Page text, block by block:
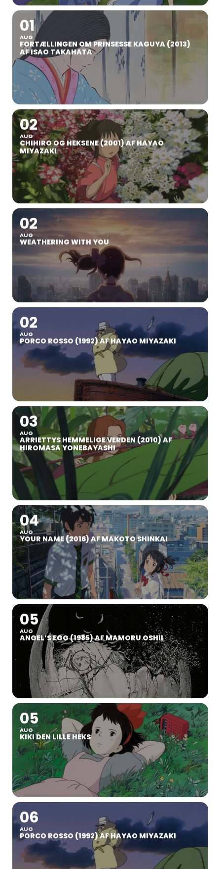
01
AUG
FORTÆLLINGEN OM PRINSESSE KAGUYA (2013)
AF ISAO TAKAHATA
02
AUG
CHIHIRO OG HEKSENE (2001) AF HAYAO
MIYAZAKI
02
AUG
WEATHERING WITH YOU
02
AUG
PORCO ROSSO (1992) AF HAYAO MIYAZAKI
03
AUG
ARRIETTYS HEMMELIGE VERDEN (2010) AF
HIROMASA YONEBAYASHI
04
AUG
YOUR NAME (2016) AF MAKOTO SHINKAI
05
AUG
ANGEL’S EGG (1985) AF MAMORU OSHII
05
AUG
KIKI DEN LILLE HEKS
06
AUG
PORCO ROSSO (1992) AF HAYAO MIYAZAKI